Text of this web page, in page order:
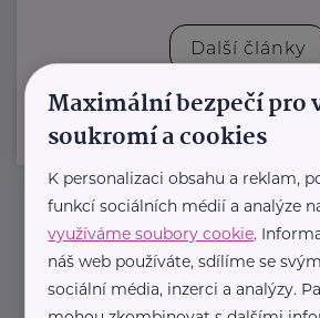
Další články
Pravidelný přísun novinek,
Maximální bezpečí pro
soukromí a cookies
K personalizaci obsahu a reklam,
funkcí sociálních médií a analýze
využíváme soubory cookie.
náš web používáte, sdílíme se
sociální média, inzerci a analýzy.